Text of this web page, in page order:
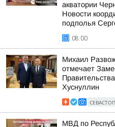
акватории
Новости
подполья
08:00
Михаил
отмечает
Хуснуллин
МВД по